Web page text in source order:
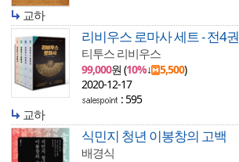
교하
리비우스 로마사 세트 - 전4권
티투스 리비우스
99,000원 (10%↓ 5,500)
2020-12-17
: 595
교하
식민지 청년 이봉창의 고백
배경식